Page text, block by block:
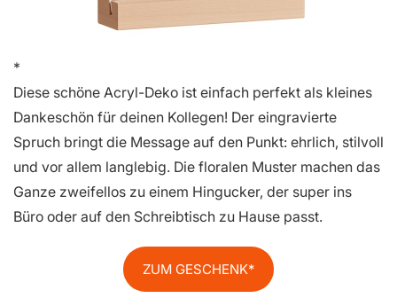
Diese schöne Acryl-Deko ist einfach perfekt als kleines
Dankeschön für deinen Kollegen! Der eingravierte
Spruch bringt die Message auf den Punkt: ehrlich, stilvoll
und vor allem langlebig. Die floralen Muster machen das
Ganze zweifellos zu einem Hingucker, der super ins
Büro oder auf den Schreibtisch zu Hause passt.
ZUM GESCHENK